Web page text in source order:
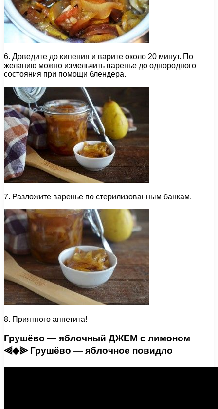
6. Доведите до кипения и варите около 20 минут. По
желанию можно измельчить варенье до однородного
состояния при помощи блендера.
7. Разложите варенье по стерилизованным банкам.
8. Приятного аппетита!
Грушёво — яблочный ДЖЕМ с лимоном
⫷◆⫸ Грушёво — яблочное повидло